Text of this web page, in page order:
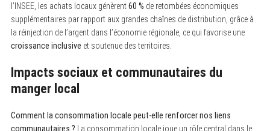
l’INSEE, les achats locaux génèrent60 % de retombées économiques
supplémentaires par rapport aux grandes chaînes de distribution, grâce à
la réinjection de l’argent dans l’économie régionale, ce qui favorise une
croissance inclusive et soutenue des territoires.
Impacts sociaux et communautaires du
manger local
Comment la consommation locale peut-elle renforcer nos liens
communautaires ? La consommation locale joue un rôle central dans le
S
a
c